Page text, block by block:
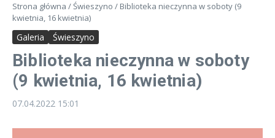
Strona główna /Świeszyno / Biblioteka nieczynna w soboty (9
kwietnia, 16 kwietnia)
Galeria Świeszyno
Biblioteka nieczynna w soboty
(9 kwietnia, 16 kwietnia)
07.04.2022 15:01